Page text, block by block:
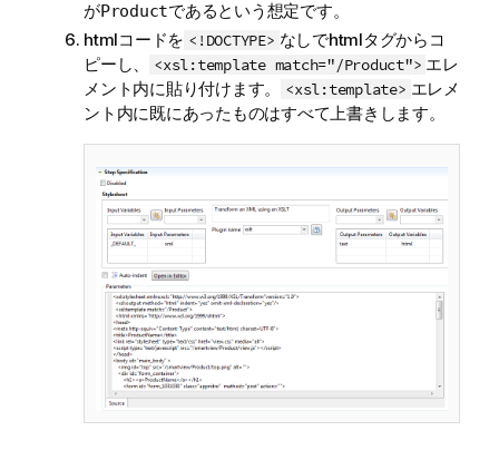
がProductであるという想定です。
htmlコードを <!DOCTYPE> なしでhtmlタグからコ
ピーし、
<xsl:template match="/Product"> エレ
メント内に貼り付けます。
<xsl:template> エレメ
ント内に既にあったものはすべて上書きします。